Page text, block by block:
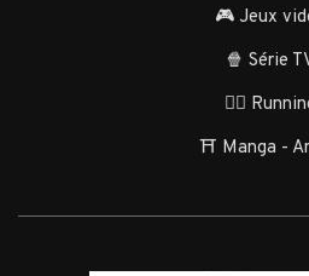
🎮 Jeux
🍿 Série
🏃‍♂️
⛩️ Manga -